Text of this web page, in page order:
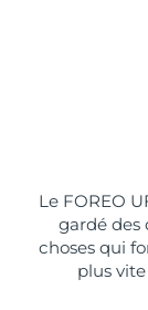
Le FOREO
gardé des
choses qui
plus